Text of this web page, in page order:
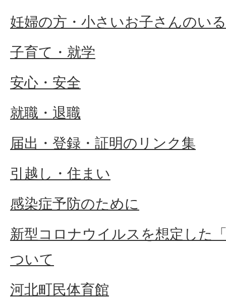
妊婦の方・小さいお子さんのい
子育て・就学
安心・安全
就職・退職
届出・登録・証明のリンク集
引越し・住まい
感染症予防のために
新型コロナウイルスを想定した
ついて
河北町民体育館